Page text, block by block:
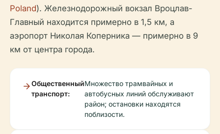
Poland). Железнодорожный вокзал Вроцлав-
Главный находится примерно в 1,5 км, а
аэропорт Николая Коперника — примерно в 9
км от центра города.
Общественный
транспорт:
Множество трамвайных и
автобусных линий обслуживают
район; остановки находятся
поблизости.